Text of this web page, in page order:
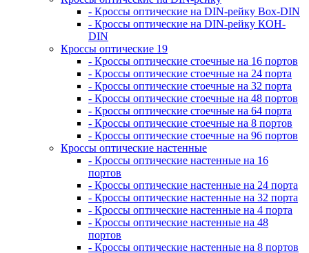
- Кроссы оптические на DIN-рейку Box-DIN
- Кроссы оптические на DIN-рейку КОН-
DIN
Кроссы оптические 19
- Кроссы оптические стоечные на 16 портов
- Кроссы оптические стоечные на 24 порта
- Кроссы оптические стоечные на 32 порта
- Кроссы оптические стоечные на 48 портов
- Кроссы оптические стоечные на 64 порта
- Кроссы оптические стоечные на 8 портов
- Кроссы оптические стоечные на 96 портов
Кроссы оптические настенные
- Кроссы оптические настенные на 16
портов
- Кроссы оптические настенные на 24 порта
- Кроссы оптические настенные на 32 порта
- Кроссы оптические настенные на 4 порта
- Кроссы оптические настенные на 48
портов
- Кроссы оптические настенные на 8 портов